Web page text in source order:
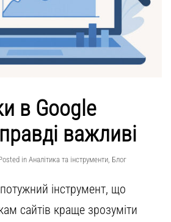
в Google
важливі
in Аналітика та інструменти Блог
інструмент, що
сайтів краще зрозуміти